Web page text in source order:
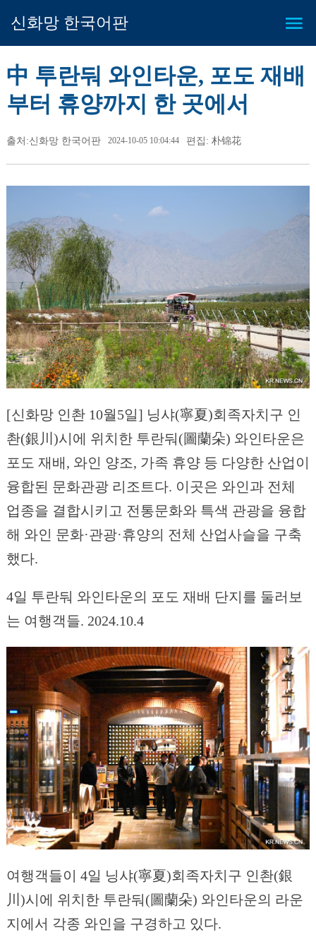
신화망 한국어판
中 투란둬 와인타운, 포도 재배
부터 휴양까지 한 곳에서
출처:신화망 한국어판 2024-10-05 10:04:44 편집: 朴锦花
[신화망 인촨 10월5일] 닝샤(寧夏)회족자치구 인
촨(銀川)시에 위치한 투란둬(圖蘭朵) 와인타운은
포도 재배, 와인 양조, 가족 휴양 등 다양한 산업이
융합된 문화관광 리조트다. 이곳은 와인과 전체
업종을 결합시키고 전통문화와 특색 관광을 융합
해 와인 문화·관광·휴양의 전체 산업사슬을 구축
했다.
4일 투란둬 와인타운의 포도 재배 단지를 둘러보
는 여행객들. 2024.10.4
여행객들이 4일 닝샤(寧夏)회족자치구 인촨(銀
川)시에 위치한 투란둬(圖蘭朵) 와인타운의 라운
지에서 각종 와인을 구경하고 있다.